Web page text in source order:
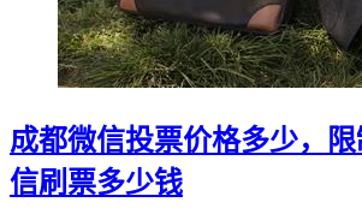
成都微信投票价格多少，
信刷票多少钱